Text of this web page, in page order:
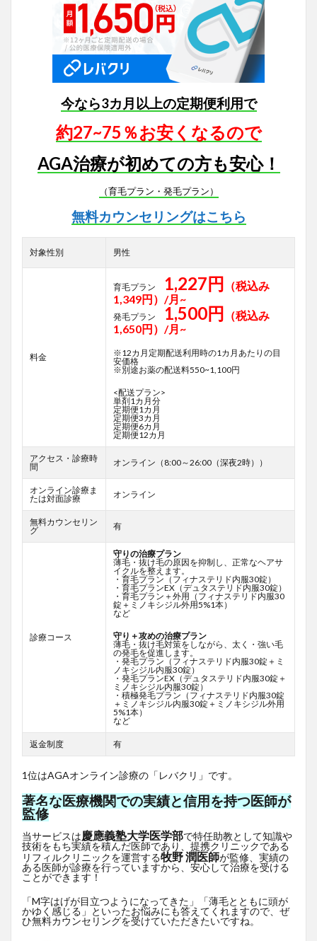
今なら3カ月以上の定期便利用で
約27~75％お安くなるので
AGA治療が初めての方も安心！
（育毛プラン・発毛プラン）
無料カウンセリングはこちら
対象性別 男性
料金
育毛プラン 1,227円 （税込み
1,349円）/月~
発毛プラン 1,500円 （税込み
1,650円）/月~
※12カ月定期配送利用時の1カ月あたりの目
安価格
※別途お薬の配送料550~1,100円
<配送プラン>
単剤1カ月分
定期便1カ月
定期便3カ月
定期便6カ月
定期便12カ月
アクセス・診療時
間
オンライン（8:00～26:00（深夜2時））
オンライン診療ま
たは対面診療
オンライン
無料カウンセリン
グ
有
診療コース
守りの治療プラン
薄毛・抜け毛の原因を抑制し、正常なヘアサ
イクルを整えます。
・育毛プラン（フィナステリド内服30錠）
・育毛プランEX（デュタステリド内服30錠）
・育毛プラン＋外用（フィナステリド内服30
錠＋ミノキシジル外用5%1本）
など
守り＋攻めの治療プラン
薄毛・抜け毛対策をしながら、太く・強い毛
の発毛を促進します。
・発毛プラン（フィナステリド内服30錠＋ミ
ノキシジル内服30錠）
・発毛プランEX（デュタステリド内服30錠＋
ミノキシジル内服30錠）
・積極発毛プラン（フィナステリド内服30錠
＋ミノキシジル内服30錠＋ミノキシジル外用
5%1本）
など
返金制度 有
1位はAGAオンライン診療の「レバクリ」です。
著名な医療機関での実績と信用を持つ医師が
監修
当サービスは慶應義塾大学医学部で特任助教として知識や
技術をもち実績を積んだ医師であり、提携クリニックである
リフィルクリニックを運営する牧野 潤医師が監修、実績の
ある医師が診療を行っていますから、安心して治療を受ける
ことができます！
「M字はげが目立つようになってきた」「薄毛とともに頭が
かゆく感じる」といったお悩みにも答えてくれますので、ぜ
ひ無料カウンセリングを受けていただきたいですね。